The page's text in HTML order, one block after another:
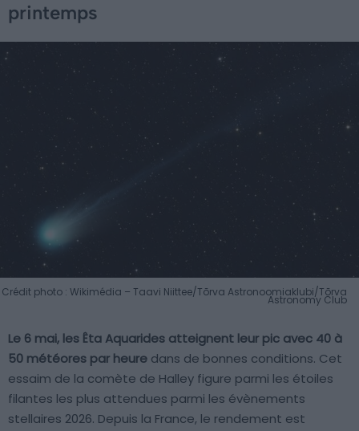
printemps
Crédit photo : Wikimédia – Taavi Niittee/Tõrva Astronoomiaklubi/Tõrva
Astronomy Club
Le 6 mai, les Êta Aquarides atteignent leur pic avec 40 à
50 météores par heure dans de bonnes conditions. Cet
essaim de la comète de Halley figure parmi les étoiles
filantes les plus attendues parmi les évènements
stellaires 2026. Depuis la France, le rendement est